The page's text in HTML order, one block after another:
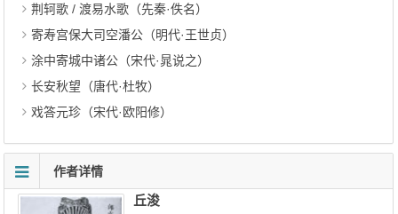
荆轲歌 / 渡易水歌（先秦·佚名）
寄寿宫保大司空潘公（明代·王世贞）
涂中寄城中诸公（宋代·晁说之）
长安秋望（唐代·杜牧）
戏答元珍（宋代·欧阳修）
作者详情
丘浚